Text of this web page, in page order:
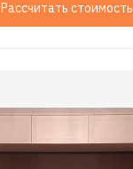
Рассчитать стоимость